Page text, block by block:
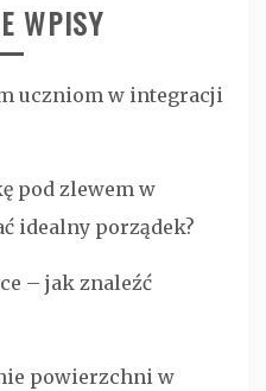
WPISY
uczniom w integracji
pod zlewem w
idealny porządek?
– jak znaleźć
powierzchni w